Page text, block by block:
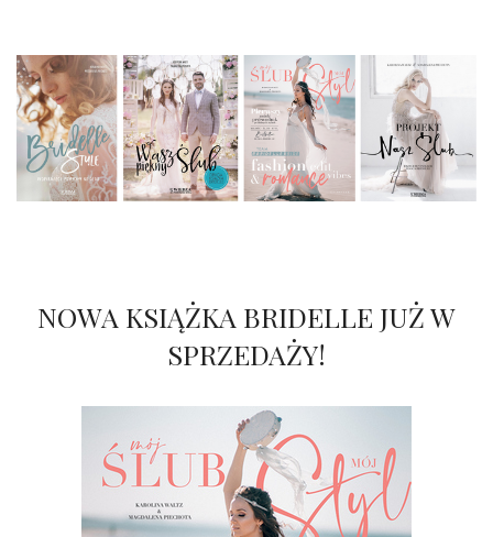
NOWA KSIĄŻKA BRIDELLE JUŻ W
SPRZEDAŻY!